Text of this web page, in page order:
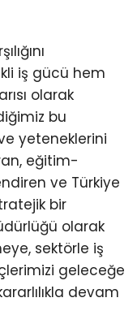
iş gücü hem
olarak
bu
yeteneklerini
eğitim-
ve Türkiye
bir
olarak
sektörle iş
geleceğe
devam